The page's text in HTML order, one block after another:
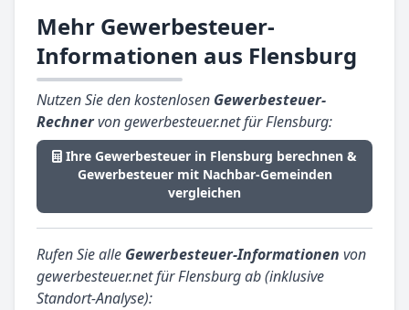
Mehr Gewerbesteuer-
Informationen aus Flensburg
Nutzen Sie den kostenlosen Gewerbesteuer-
Rechnervon gewerbesteuer.net für Flensburg:
Ihre Gewerbesteuer in Flensburg berechnen &
Gewerbesteuer mit Nachbar-Gemeinden
vergleichen
Rufen Sie alle Gewerbesteuer-Informationen von
gewerbesteuer.net für Flensburg ab (inklusive
Standort-Analyse):